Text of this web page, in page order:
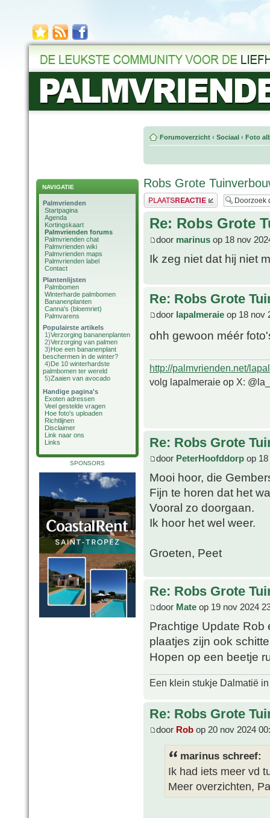
NAVIGATIE
Palmvrienden
Startpagina
Agenda
Kortingskaart
Palmvrienden forums
Palmvrienden chat
Palmvrienden wiki
Palmvrienden maps
Palmvrienden label
Contact
Plantenlijsten
Palmbomen
Winterharde palmbomen
Bananenplanten
Canna's (bloemriet)
Palmvarens
Populairste artikels
1)Verzorging bananenplanten
2)Verzorging van palmen
3)Hoe een bananenplant
beschermen in de winter?
4)De 10 winterhardste
palmbomen ter wereld
5)Zaaien van avocado
Handige pagina's
Exoten adressen
Veel gestelde vragen
Hoe foto's uploaden
Richtlijnen
Disclaimer
Link naar ons
Links
SPONSORS
Forumoverzicht ‹ Sociaal ‹ Foto
Robs Grote
Plaats een reactie
Re: Robs Grote
door marinus op 18 nov
Ik zeg niet dat hij niet
Re: Robs Grote
door lapalmeraie op 18 nov
ohh gewoon méér
http://palmvrienden.net/
volg lapalmeraie op X:
Re: Robs Grote
door PeterHoofddorp op
Mooi hoor, die
Fijn te horen dat het
Vooral zo doorgaan.
Ik hoor het wel weer.
Groeten, Peet
Re: Robs Grote
door Mate op 19 nov 2024
Prachtige Update Rob
plaatjes zijn ook
Hopen op een beetje
Een klein stukje Dalmatië
Re: Robs Grote
door Rob op 20 nov 2024
marinus schreef:
Ik had iets meer vd
Meer overzichten,